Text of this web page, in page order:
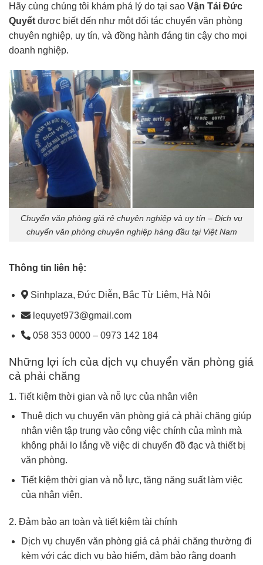
Hãy cùng chúng tôi khám phá lý do tại sao Vận Tải Đức
Quyết được biết đến như một đối tác chuyển văn phòng
chuyên nghiệp, uy tín, và đồng hành đáng tin cậy cho mọi
doanh nghiệp.
Chuyển văn phòng giá rẻ chuyên nghiệp và uy tín – Dịch vụ
chuyển văn phòng chuyên nghiệp hàng đầu tại Việt Nam
Thông tin liên hệ:
Sinhplaza, Đức Diễn, Bắc Từ Liêm, Hà Nội
lequyet973@gmail.com
058 353 0000 – 0973 142 184
Những lợi ích của dịch vụ chuyển văn phòng giá
cả phải chăng
1. Tiết kiệm thời gian và nỗ lực của nhân viên
Thuê dịch vụ chuyển văn phòng giá cả phải chăng giúp
nhân viên tập trung vào công việc chính của mình mà
không phải lo lắng về việc di chuyển đồ đạc và thiết bị
văn phòng.
Tiết kiệm thời gian và nỗ lực, tăng năng suất làm việc
của nhân viên.
2. Đảm bảo an toàn và tiết kiệm tài chính
Dịch vụ chuyển văn phòng giá cả phải chăng thường đi
kèm với các dịch vụ bảo hiểm, đảm bảo rằng doanh